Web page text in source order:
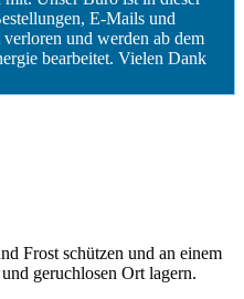
E-Mails und
und werden ab dem
bearbeitet. Vielen Dank
Frost schützen und an einem
geruchlosen Ort lagern.